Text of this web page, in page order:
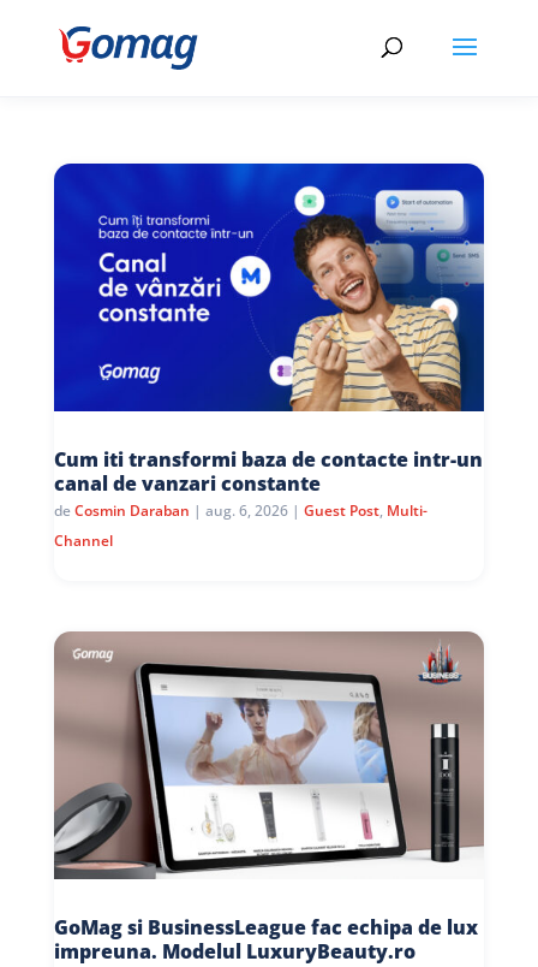
Cum iti transformi baza de contacte intr-un
canal de vanzari constante
deCosmin Daraban | aug. 6, 2026| Guest Post, Multi-
Channel
GoMag si BusinessLeague fac echipa de lux
impreuna. Modelul LuxuryBeauty.ro